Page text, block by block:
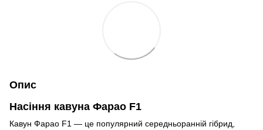
Опис
Насіння кавуна Фарао F1
Кавун Фарао F1 — це популярний середньоранній гібрид,